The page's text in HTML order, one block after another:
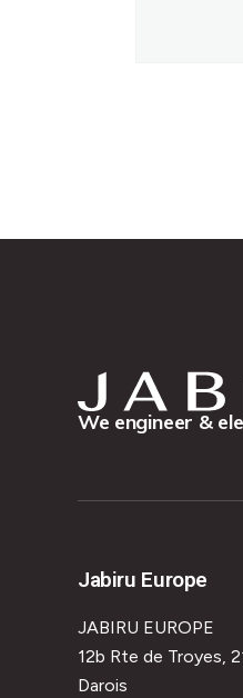
We engineer &
Jabiru Europe
JABIRU EUROPE
12b Rte de Troyes,
Darois